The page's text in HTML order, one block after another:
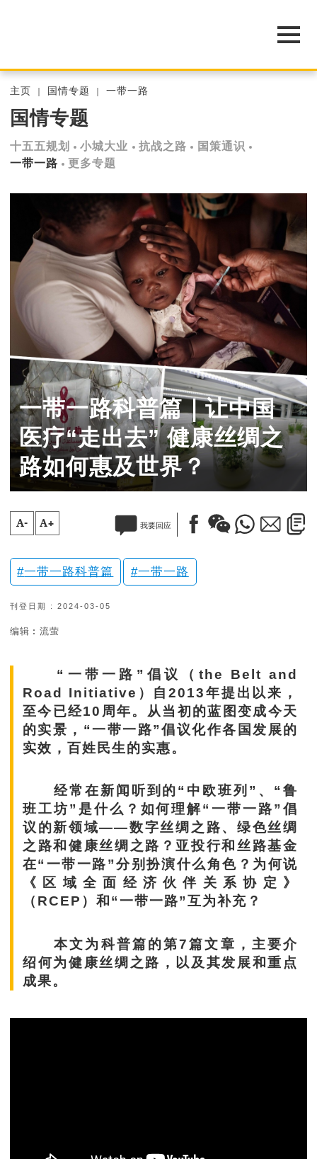
主页 国情专题 一带一路
国情专题
十五五规划 小城大业 抗战之路
国策通识
一带一路
更多专题
一带一路科普篇｜让中国
医疗“走出去” 健康丝绸之
路如何惠及世界？
A- A+ 我要回应
一带一路科普篇 一带一路
刊登日期 : 2024-03-05
编辑︰流萤
“一带一路”倡议（the Belt and
Road Initiative）自2013年提出以来，
至今已经10周年。从当初的蓝图变成今天
的实景，“一带一路”倡议化作各国发展的
实效，百姓民生的实惠。
经常在新闻听到的“中欧班列”、“鲁
班工坊”是什么？如何理解“一带一路”倡
议的新领域——数字丝绸之路、绿色丝绸
之路和健康丝绸之路？亚投行和丝路基金
在“一带一路”分别扮演什么角色？为何说
《区域全面经济伙伴关系协定》
（RCEP）和“一带一路”互为补充？
本文为科普篇的第7篇文章，主要介
绍何为健康丝绸之路，以及其发展和重点
成果。